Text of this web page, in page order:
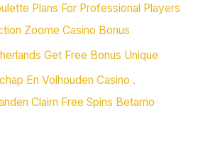
Plans For Professional Players
Zoome Casino Bonus
Get Free Bonus Unique
En Volhouden Casino .
Claim Free Spins Betamo